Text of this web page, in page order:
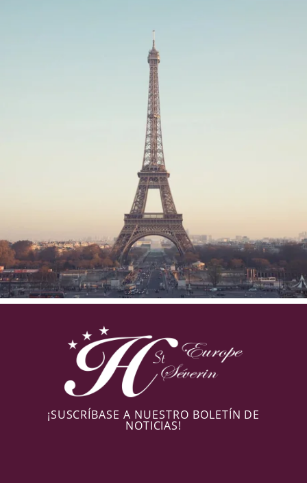
LA TORRE EIFFEL
¡SUSCRÍBASE A NUESTRO BOLETÍN DE
NOTICIAS!